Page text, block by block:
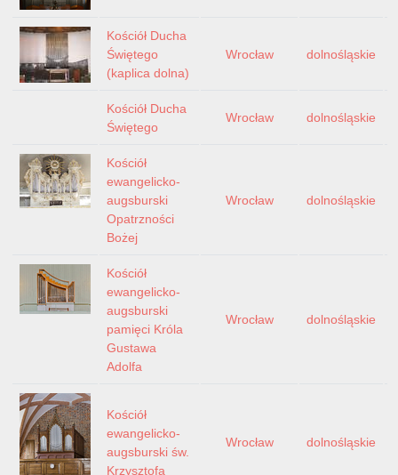
Kościół Ducha
Świętego
(kaplica dolna)
Wrocław dolnośląskie
Kościół Ducha
Świętego
Wrocław dolnośląskie
Kościół
ewangelicko-
augsburski
Opatrzności
Bożej
Wrocław dolnośląskie
Kościół
ewangelicko-
augsburski
pamięci Króla
Gustawa
Adolfa
Wrocław dolnośląskie
Kościół
ewangelicko-
augsburski św.
Krzysztofa
Wrocław dolnośląskie